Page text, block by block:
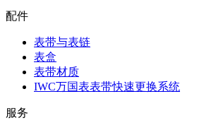
配件
表带与表链
表盒
表带材质
IWC万国表表带快速更换系统
服务